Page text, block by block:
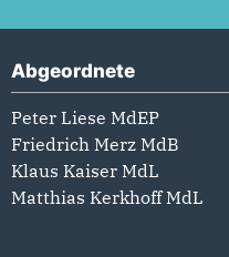
Abgeordnete
Peter Liese MdEP
Friedrich Merz MdB
Klaus Kaiser MdL
Matthias Kerkhoff MdL